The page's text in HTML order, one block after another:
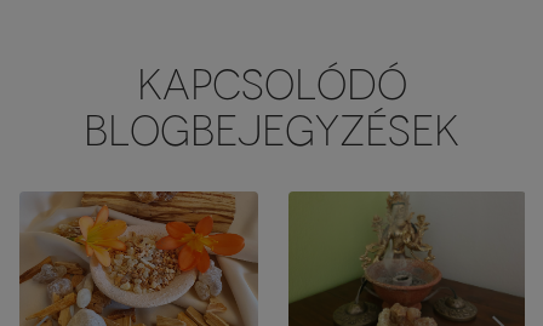
KAPCSOLÓDÓ
BLOGBEJEGYZÉSEK